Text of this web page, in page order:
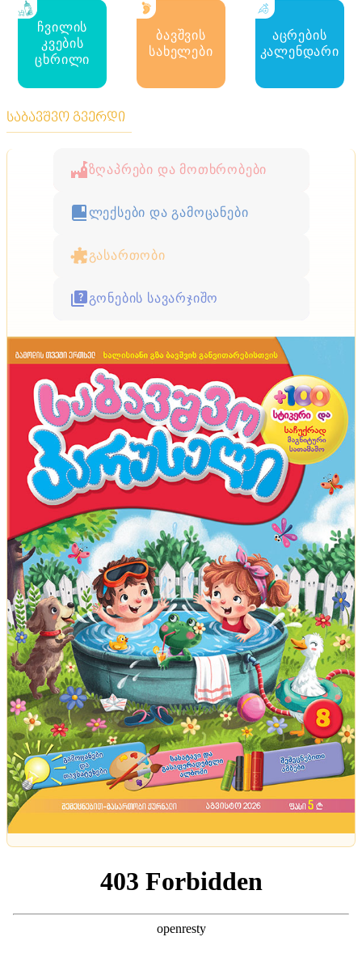
ჩვილის
კვების
ცხრილი
ბავშვის
სახელები
აცრების
კალენდარი
საბავშვო გვერდი
ზღაპრები და მოთხრობები
ლექსები და გამოცანები
გასართობი
გონების სავარჯიშო